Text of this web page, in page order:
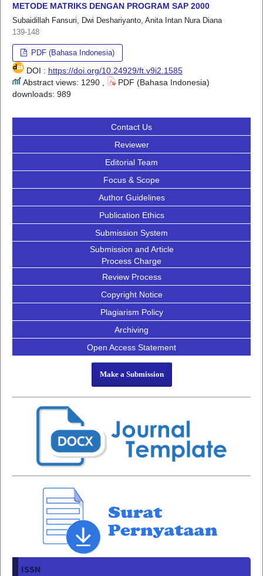
METODE MATRIKS DENGAN PROGRAM SAP 2000
Subaidillah Fansuri, Dwi Deshariyanto, Anita Intan Nura Diana
139-148
PDF (Bahasa Indonesia)
DOI : https://doi.org/10.24929/ft.v9i2.1585
Abstract views: 1290 ,
PDF (Bahasa Indonesia)
downloads: 989
Contact Us
Reviewer
Editorial Team
Focus & Scope
Author Guidelines
Publication Ethics
Submission System
Submission and Article
Process Charge
Review Process
Copyright Notice
Plagiarism Policy
Archiving
Open Access Statement
Make a Submission
ISSN